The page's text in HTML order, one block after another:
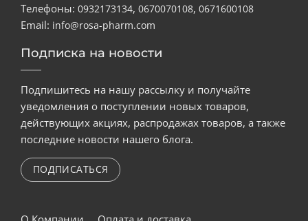
Телефоны: 0932173134, 0670070108, 0671600108
Email: info@rosa-pharm.com
Подписка на новости
Подпишитесь на нашу рассылку и получайте
уведомления о поступлении новых товаров,
действующих акциях, распродажах товаров, а также
последние новости нашего блога.
ПОДПИСАТЬСЯ